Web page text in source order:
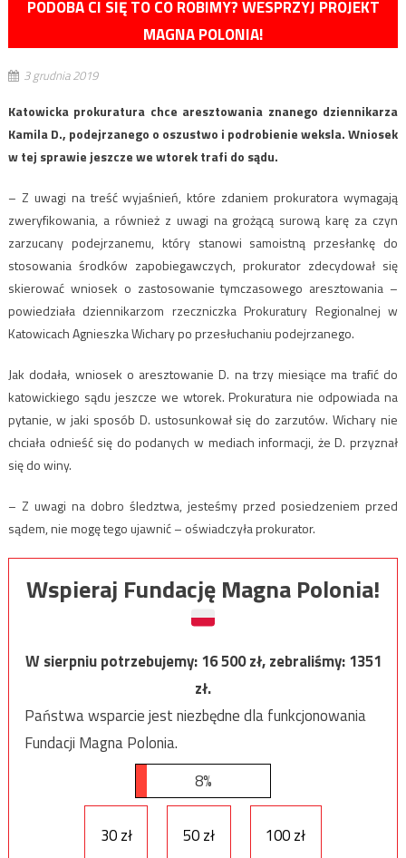
PODOBA CI SIĘ TO CO ROBIMY? WESPRZYJ PROJEKT
MAGNA POLONIA!
3 grudnia 2019
Katowicka prokuratura chce aresztowania znanego dziennikarza
Kamila D., podejrzanego o oszustwo i podrobienie weksla. Wniosek
w tej sprawie jeszcze we wtorek trafi do sądu.
– Z uwagi na treść wyjaśnień, które zdaniem prokuratora wymagają
zweryfikowania, a również z uwagi na grożącą surową karę za czyn
zarzucany podejrzanemu, który stanowi samoistną przesłankę do
stosowania środków zapobiegawczych, prokurator zdecydował się
skierować wniosek o zastosowanie tymczasowego aresztowania –
powiedziała dziennikarzom rzeczniczka Prokuratury Regionalnej w
Katowicach Agnieszka Wichary po przesłuchaniu podejrzanego.
Jak dodała, wniosek o aresztowanie D. na trzy miesiące ma trafić do
katowickiego sądu jeszcze we wtorek. Prokuratura nie odpowiada na
pytanie, w jaki sposób D. ustosunkował się do zarzutów. Wichary nie
chciała odnieść się do podanych w mediach informacji, że D. przyznał
się do winy.
– Z uwagi na dobro śledztwa, jesteśmy przed posiedzeniem przed
sądem, nie mogę tego ujawnić – oświadczyła prokurator.
Wspieraj Fundację Magna Polonia!
W sierpniu potrzebujemy:16 500zł, zebraliśmy:1351
zł.
Państwa wsparcie jest niezbędne dla funkcjonowania
Fundacji Magna Polonia.
8%
30 zł 50 zł 100 zł